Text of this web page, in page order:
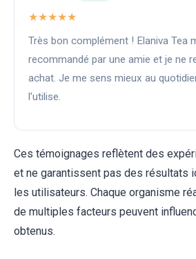
★★★★★
Très bon complément ! Elaniva Tea
recommandé par une amie et je ne
achat. Je me sens mieux au
l'utilise.
Ces témoignages reflètent des
et ne garantissent pas des résultats
les utilisateurs. Chaque organisme
de multiples facteurs peuvent
obtenus.